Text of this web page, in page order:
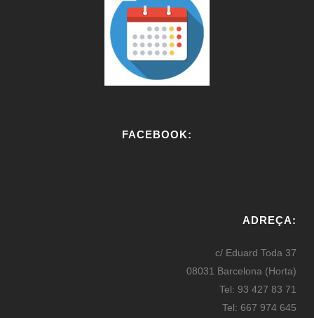
FACEBOOK:
ADREÇA:
c/ Eduard Toda 37
08031 Barcelona (Horta)
Tel: 93 427 83 71
Tel: 667 974 645